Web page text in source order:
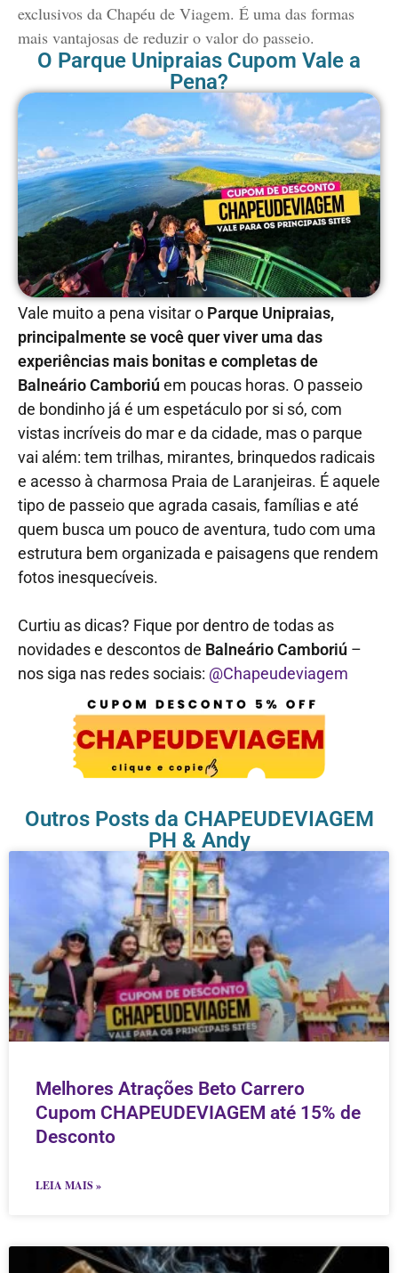
exclusivos da Chapéu de Viagem. É uma das formas
mais vantajosas de reduzir o valor do passeio.
O Parque Unipraias Cupom Vale a
Pena?
Vale muito a pena visitar o Parque Unipraias,
principalmente se você quer viver uma das
experiências mais bonitas e completas de
Balneário Camboriú em poucas horas. O passeio
de bondinho já é um espetáculo por si só, com
vistas incríveis do mar e da cidade, mas o parque
vai além: tem trilhas, mirantes, brinquedos radicais
e acesso à charmosa Praia de Laranjeiras. É aquele
tipo de passeio que agrada casais, famílias e até
quem busca um pouco de aventura, tudo com uma
estrutura bem organizada e paisagens que rendem
fotos inesquecíveis.
Curtiu as dicas? Fique por dentro de todas as
novidades e descontos de Balneário Camboriú –
nos siga nas redes sociais: @Chapeudeviagem
Outros Posts da CHAPEUDEVIAGEM
PH & Andy
Melhores Atrações Beto Carrero
Cupom CHAPEUDEVIAGEM até 15% de
Desconto
LEIA MAIS »